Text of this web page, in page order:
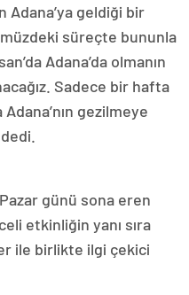
Adana’ya geldiği bir
süreçte bununla
Adana’da olmanın
Sadece bir hafta
gezilmeye
Pazar günü sona eren
etkinliğin yanı sıra
ile birlikte ilgi çekici